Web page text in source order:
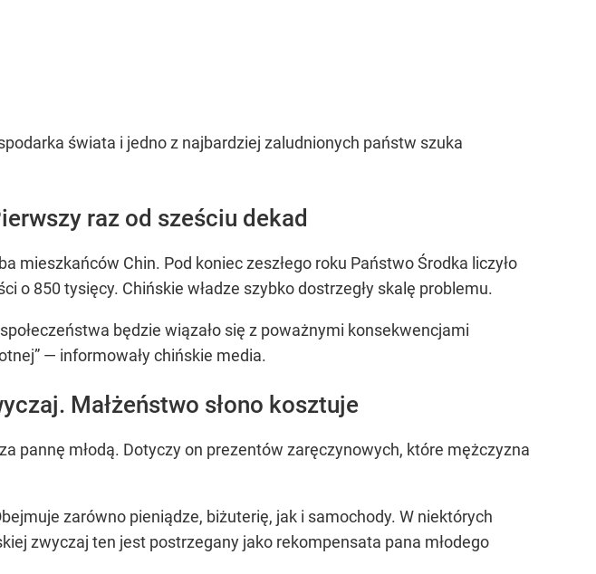
świata i jedno z najbardziej zaludnionych państw szuka
raz od sześciu dekad
mieszkańców Chin. Pod koniec zeszłego roku Państwo Środka liczyło
o 850 tysięcy. Chińskie władze szybko dostrzegły skalę problemu.
będzie wiązało się z poważnymi konsekwencjami
— informowały chińskie media.
Małżeństwo słono kosztuje
pannę młodą. Dotyczy on prezentów zaręczynowych, które mężczyzna
zarówno pieniądze, biżuterię, jak i samochody. W niektórych
zwyczaj ten jest postrzegany jako rekompensata pana młodego